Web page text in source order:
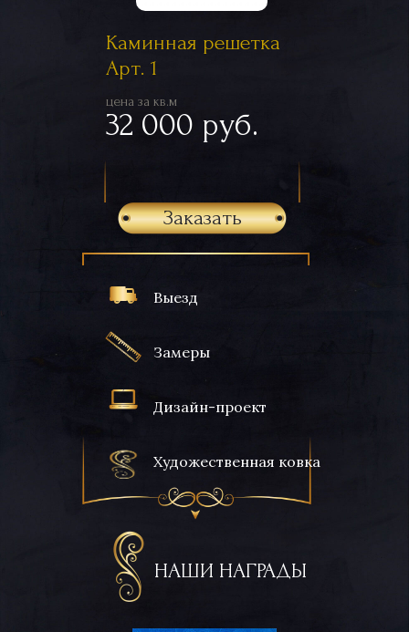
Выезд
Замеры
Дизайн-проект
Художественная ковка
НАШИ НАГРАДЫ
Каминная решетка
Арт. 1
цена за кв.м
32 000 руб.
Заказать